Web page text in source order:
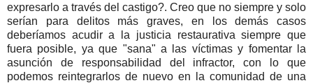
expresarlo a través del castigo?. Creo que no siempre y solo
serían para delitos más graves, en los demás casos
deberíamos acudir a la justicia restaurativa siempre que
fuera posible, ya que "sana" a las víctimas y fomentar la
asunción de responsabilidad del infractor, con lo que
podemos reintegrarlos de nuevo en la comunidad de una